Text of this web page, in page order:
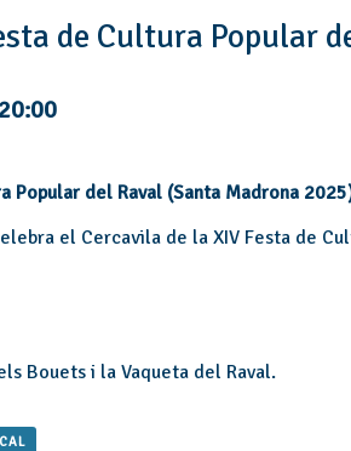
de Cultura Popular
20:00
Popular del Raval (Santa Madrona
el Cercavila de la XIV Festa de
Bouets i la Vaqueta del Raval.